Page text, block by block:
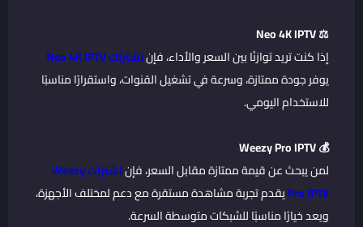
⚖️ Neo 4K IPTV
إذا كنت تريد توازنًا بين السعر والأداء، فإناشتراك Neo 4K IPTV
يوفر جودة ممتازة، وسرعة في تشغيل القنوات، واستقرارًا مناسبًا
للاستخدام اليومي.
💰 Weezy Pro IPTV
لمن يبحث عن قيمة ممتازة مقابل السعر، فإن
اشتراك Weezy
Pro IPTVيقدم تجربة مشاهدة مستقرة مع دعم لمختلف الأجهزة،
ويعد خيارًا مناسبًا للشبكات متوسطة السرعة.